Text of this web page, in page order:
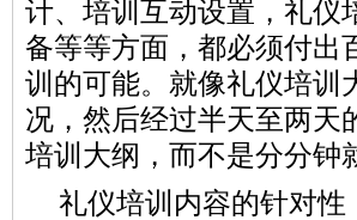
计、培训互动设置，礼仪
备等等方面，都必须付出
训的可能。就像礼仪培训
况，然后经过半天至两天
培训大纲，而不是分分钟
礼仪培训内容的针对